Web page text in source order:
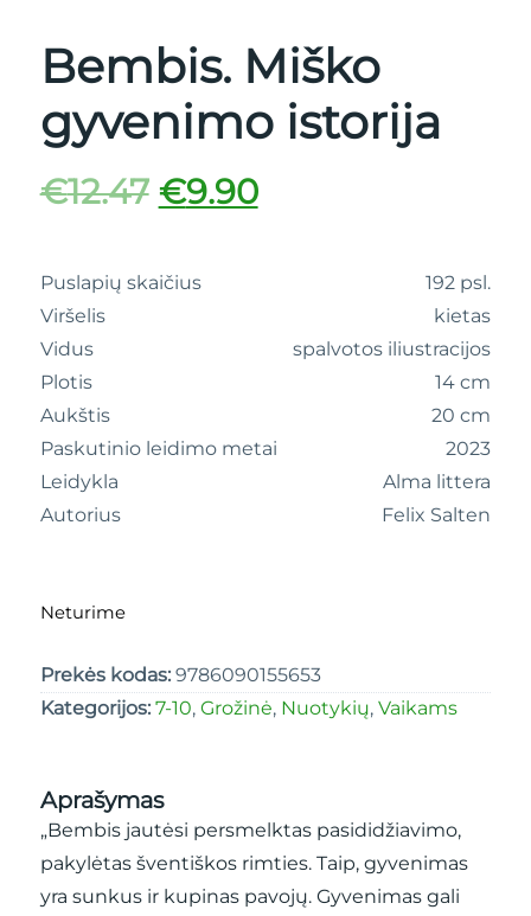
Bembis. Miško
gyvenimo istorija
€12.47 €9.90
Puslapių skaičius
192 psl.
Viršelis
kietas
Vidus
spalvotos iliustracijos
Plotis
14 cm
Aukštis
20 cm
Paskutinio leidimo metai
2023
Leidykla
Alma littera
Autorius
Felix Salten
Neturime
Prekės kodas: 9786090155653
Kategorijos: 7-10, Grožinė, Nuotykių, Vaikams
Aprašymas
„Bembis jautėsi persmelktas pasididžiavimo,
pakylėtas šventiškos rimties. Taip, gyvenimas
yra sunkus ir kupinas pavojų. Gyvenimas gali